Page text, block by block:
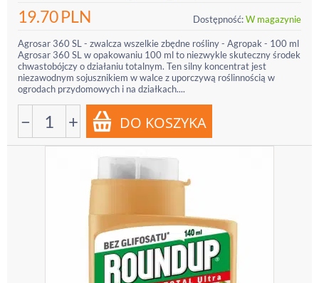
19.70PLN Dostępność:W magazynie
Agrosar 360 SL - zwalcza wszelkie zbędne rośliny - Agropak - 100 ml
Agrosar 360 SL w opakowaniu 100 ml to niezwykle skuteczny środek
chwastobójczy o działaniu totalnym. Ten silny koncentrat jest
niezawodnym sojusznikiem w walce z uporczywą roślinnością w
ogrodach przydomowych i na działkach....
− +